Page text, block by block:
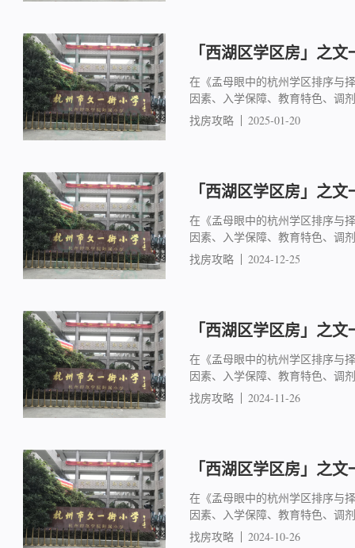
「西湖区学区房」之
在《孟母眼中的杭州学区排序与
因素、入学保障、教育特色、调
找房攻略
2025-01-20
「西湖区学区房」之
在《孟母眼中的杭州学区排序与
因素、入学保障、教育特色、调
找房攻略
2024-12-25
「西湖区学区房」之
在《孟母眼中的杭州学区排序与
因素、入学保障、教育特色、调
找房攻略
2024-11-26
「西湖区学区房」之
在《孟母眼中的杭州学区排序与
因素、入学保障、教育特色、调
找房攻略
2024-10-26